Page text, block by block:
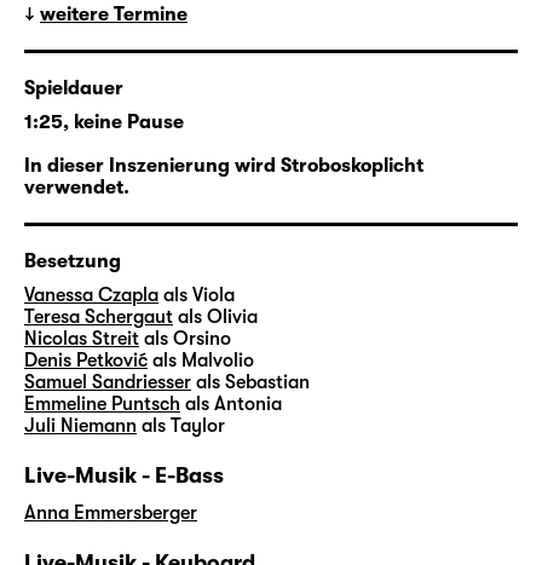
für die Gefühlswelten und
Lebenserfahrungen abertausender
Menschen. Wirklichkeit und Spiel, doppelte
Böden, Alter Egos und die Uneindeutigkeit
zwischen Gezeigtem und Gesehenem sind in
ihren Songs dabei ähnlich alltäglich wie in
„Was ihr wollt“.
In ihrer vierten Regiearbeit am Schauspiel
Leipzig verschränkt
Shakespeare-Klassiker mit Motiven, der
Ästhetik und natürlich etlichen Songs von
Taylor Swift und holt den elisabethanischen
Stoff so ins Hier und Jetzt auf die Große
Bühne.
weitere Termine
Spieldauer
1:25, keine Pause
In dieser Inszenierung wird Stroboskoplicht
verwendet.
Besetzung
Vanessa Czapla als Viola
Teresa Schergaut als Olivia
Nicolas Streit als Orsino
Denis Petković als Malvolio
Samuel Sandriesser als Sebastian
Emmeline Puntsch als Antonia
Juli Niemann als Taylor
Live-Musik - E-Bass
Anna Emmersberger